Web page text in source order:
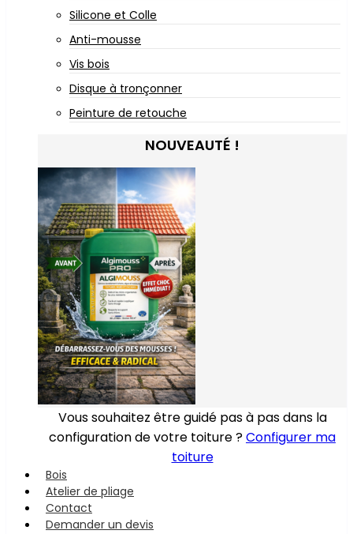
Silicone et Colle
Anti-mousse
Vis bois
Disque à tronçonner
Peinture de retouche
NOUVEAUTÉ !
Vous souhaitez être guidé pas à pas dans la
configuration de votre toiture ?Configurer ma
toiture
Bois
Atelier de pliage
Contact
Demander un devis